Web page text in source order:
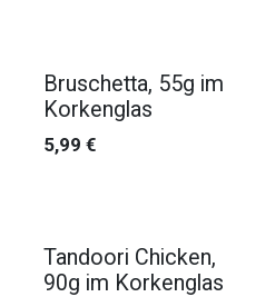
Bruschetta, 55g im
Korkenglas
5,99 €
Tandoori Chicken,
90g im Korkenglas